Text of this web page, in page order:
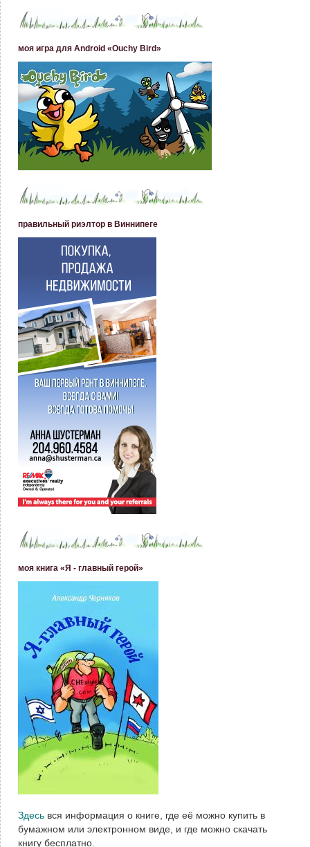
моя игра для Android «Ouchy Bird»
правильный риэлтор в Виннипеге
моя книга «Я - главный герой»
Здесь вся информация о книге, где её можно купить в
бумажном или электронном виде, и где можно скачать
книгу бесплатно.